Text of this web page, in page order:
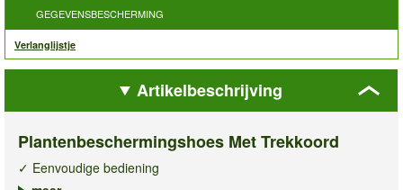
GEGEVENSBESCHERMING
Verlanglijstje
Artikelbeschrijving
Plantenbeschermingshoes Met Trekkoord
✓ Eenvoudige bediening
✓ Bescherming tegen vorst & sneeuw